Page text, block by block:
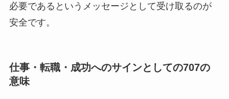
必要であるというメッセージとして受け取るのが
安全です。
仕事・転職・成功へのサインとしての707の
意味